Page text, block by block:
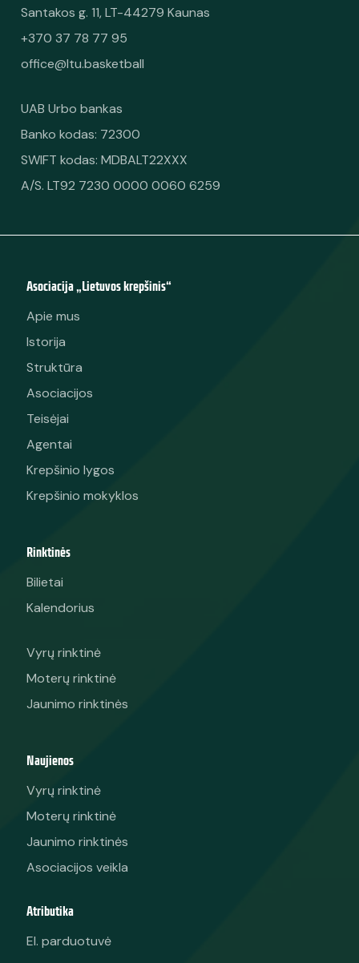
Santakos g. 11, LT-44279 Kaunas
+370 37 78 77 95
office@ltu.basketball
UAB Urbo bankas
Banko kodas: 72300
SWIFT kodas: MDBALT22XXX
A/S. LT92 7230 0000 0060 6259
Asociacija „Lietuvos krepšinis“
Apie mus
Istorija
Struktūra
Asociacijos
Teisėjai
Agentai
Krepšinio lygos
Krepšinio mokyklos
Rinktinės
Bilietai
Kalendorius
Vyrų rinktinė
Moterų rinktinė
Jaunimo rinktinės
Naujienos
Vyrų rinktinė
Moterų rinktinė
Jaunimo rinktinės
Asociacijos veikla
Atributika
El. parduotuvė